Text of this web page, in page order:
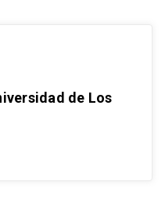
de Los